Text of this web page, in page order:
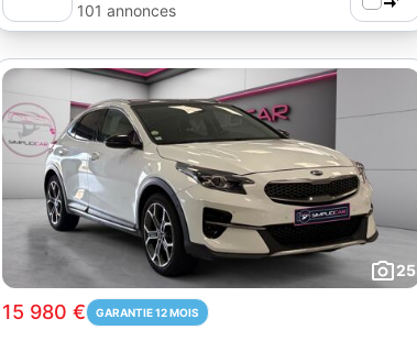
101 annonces
25
15 980 € GARANTIE 12 MOIS